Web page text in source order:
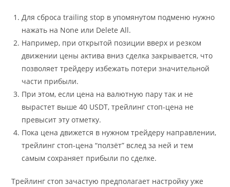
Для сброса trailing stop в упомянутом подменю нужно
нажать на None или Delete All.
Например, при открытой позиции вверх и резком
движении цены актива вниз сделка закрывается, что
позволяет трейдеру избежать потери значительной
части прибыли.
При этом, если цена на валютную пару так и не
вырастет выше 40 USDT, трейлинг стоп-цена не
превысит эту отметку.
Пока цена движется в нужном трейдеру направлении,
трейлинг стоп-цена “ползёт” вслед за ней и тем
самым сохраняет прибыли по сделке.
Трейлинг стоп зачастую предполагает настройку уже